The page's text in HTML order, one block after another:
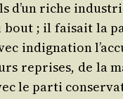
d’un riche
; il fai­sait la
indi­gna­tion
reprises, de la
le par­ti